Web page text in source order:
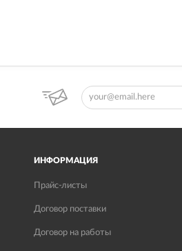
ИНФОРМАЦИЯ
Прайс-листы
Договор поставки
Договор на работы